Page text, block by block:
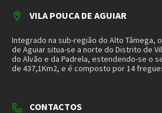
VILA POUCA DE AGUIAR
Integrado na sub-região do Alto Tâmega,
de Aguiar situa-se a norte do Distrito de
do Alvão e da Padrela, estendendo-se o
de 437,1Km2, e é composto por 14
CONTACTOS